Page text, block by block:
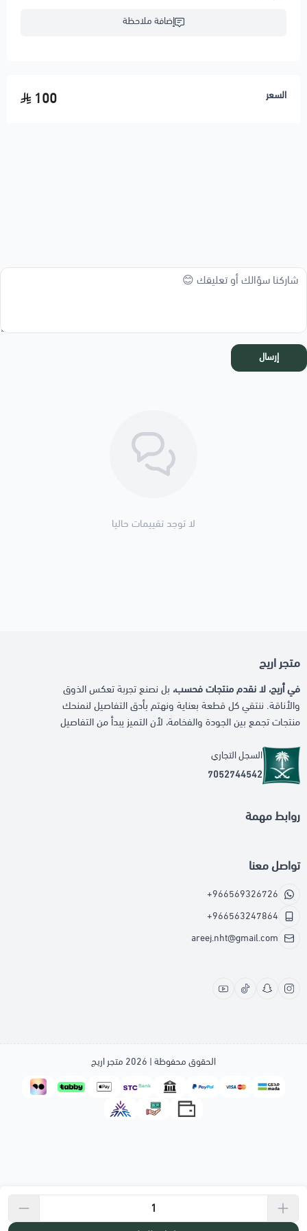
إضافة ملاحظة
السعر 100
إرسال
لا توجد تقييمات حاليا
متجر اريج
في أريج، لا نقدم منتجات فحسب، بل نصنع تجربة تعكس الذوق
والأناقة. ننتقي كل قطعة بعناية ونهتم بأدق التفاصيل لنمنحك
منتجات تجمع بين الجودة والفخامة، لأن التميز يبدأ من التفاصيل
السجل التجاري
7052744542
روابط مهمة
تواصل معنا
+966569326726
+966563247864
areej.nht@gmail.com
الحقوق محفوظة | 2026 متجر اريج